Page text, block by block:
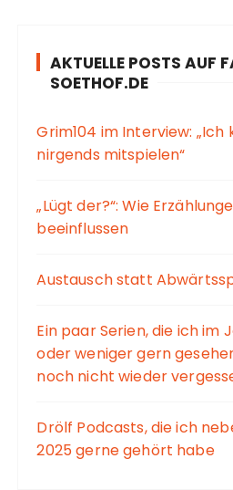
AKTUELLE POSTS AUF
SOETHOF.DE
Grim104 im Interview: „Ich
nirgends mitspielen“
„Lügt der?“: Wie
beeinflussen
Austausch statt
Ein paar Serien, die ich im
oder weniger gern
noch nicht wieder
Drölf Podcasts, die ich
2025 gerne gehört habe